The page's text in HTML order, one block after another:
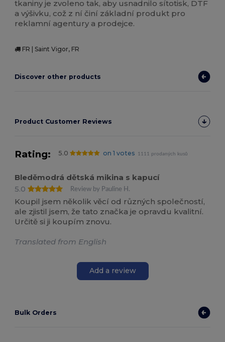
tkaniny je zvoleno tak, aby usnadnilo sítotisk, DTF
a výšivku, což z ní činí základní produkt pro
reklamní agentury a prodejce.
FR | Saint Vigor, FR
Discover other products
Product Customer Reviews
Rating: 5.0 on 1 votes 1111 prodaných kusů
Bleděmodrá dětská mikina s kapucí
5.0
Review by Pauline H.
Koupil jsem několik věcí od různých společností,
ale zjistil jsem, že tato značka je opravdu kvalitní.
Určitě si ji koupím znovu.
Translated from English
Add a review
Bulk Orders